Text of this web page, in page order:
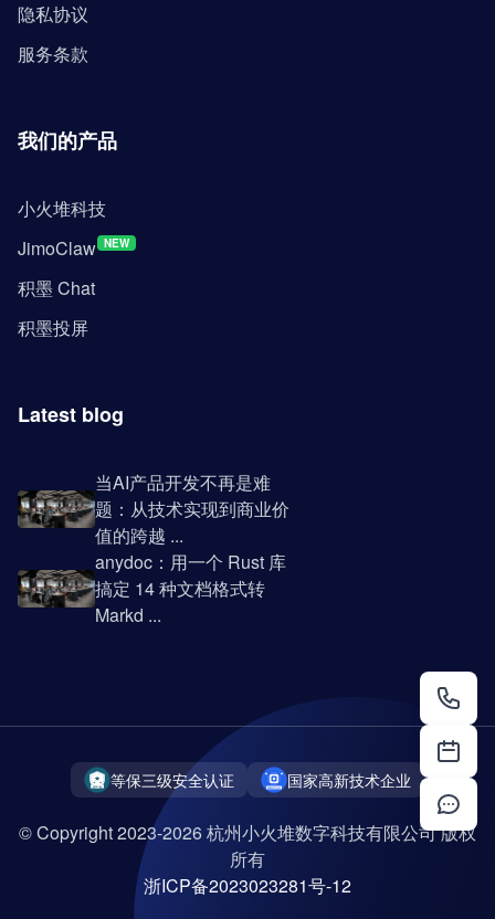
隐私协议
服务条款
我们的产品
小火堆科技
JimoClaw NEW
积墨 Chat
积墨投屏
Latest blog
当AI产品开发不再是难
题：从技术实现到商业价
值的跨越 ...
anydoc：用一个 Rust 库
搞定 14 种文档格式转
Markd ...
等保三级安全认证 国家高新技术企业
© Copyright 2023-2026 杭州小火堆数字科技有限公司 版权
所有
浙ICP备2023023281号-12